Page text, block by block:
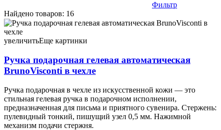
Фильтр
Найдено товаров: 16
Ручка подарочная гелевая автоматическая BrunoVisconti в
чехле «Котики», дизайн чехла - ассорти, стержень синий 23,03
111730
увеличитьЕще картинки
Ручка подарочная гелевая автоматическая
BrunoVisconti в чехле
Ручка подарочная в чехле из искусственной кожи — это
стильная гелевая ручка в подарочном исполнении,
предназначенная для письма и приятного сувенира. Стержень:
пулевидный тонкий, пишущий узел 0,5 мм. Нажимной
механизм подачи стержня.